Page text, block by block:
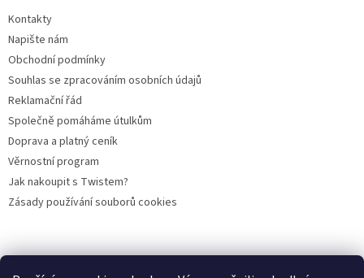
Kontakty
Napište nám
Obchodní podmínky
Souhlas se zpracováním osobních údajů
Reklamační řád
Společně pomáháme útulkům
Doprava a platný ceník
Věrnostní program
Jak nakoupit s Twistem?
Zásady používání souborů cookies